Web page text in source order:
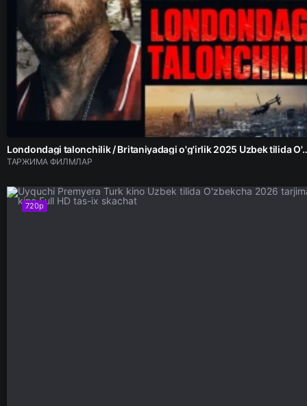
Londondagi talonchilik / Britaniyadagi
ТАРЖИМА ФИЛМЛАР
720p